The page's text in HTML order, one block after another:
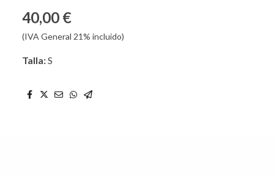
40,00 €
(IVA General 21% incluido)
Talla:S